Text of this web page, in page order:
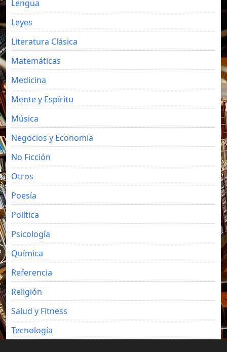
Lengua
Leyes
Literatura Clásica
Matemáticas
Medicina
Mente y Espíritu
Música
Negocios y Economia
No Ficción
Otros
Poesía
Política
Psicología
Química
Referencia
Religión
Salud y Fitness
Tecnología